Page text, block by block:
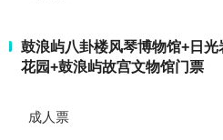
鼓浪屿八卦楼风琴博物馆+日
花园+鼓浪屿故宫文物馆门票
成人票